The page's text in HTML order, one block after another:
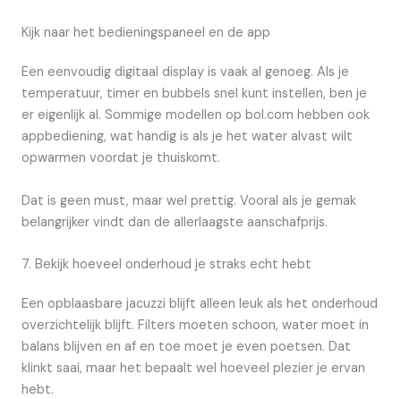
Kijk naar het bedieningspaneel en de app
Een eenvoudig digitaal display is vaak al genoeg. Als je
temperatuur, timer en bubbels snel kunt instellen, ben je
er eigenlijk al. Sommige modellen op bol.com hebben ook
appbediening, wat handig is als je het water alvast wilt
opwarmen voordat je thuiskomt.
Dat is geen must, maar wel prettig. Vooral als je gemak
belangrijker vindt dan de allerlaagste aanschafprijs.
7. Bekijk hoeveel onderhoud je straks echt hebt
Een opblaasbare jacuzzi blijft alleen leuk als het onderhoud
overzichtelijk blijft. Filters moeten schoon, water moet in
balans blijven en af en toe moet je even poetsen. Dat
klinkt saai, maar het bepaalt wel hoeveel plezier je ervan
hebt.